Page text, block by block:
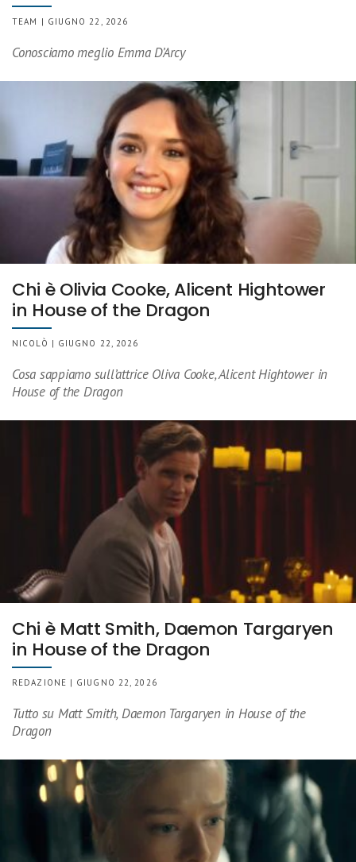
TEAM | GIUGNO 22, 2026
Conosciamo meglio Emma D’Arcy
Chi è Olivia Cooke, Alicent Hightower
in House of the Dragon
NICOLÒ | GIUGNO 22, 2026
Cosa sappiamo sull’attrice Oliva Cooke, Alicent Hightower in
House of the Dragon
Chi è Matt Smith, Daemon Targaryen
in House of the Dragon
REDAZIONE | GIUGNO 22, 2026
Tutto su Matt Smith, Daemon Targaryen in House of the
Dragon